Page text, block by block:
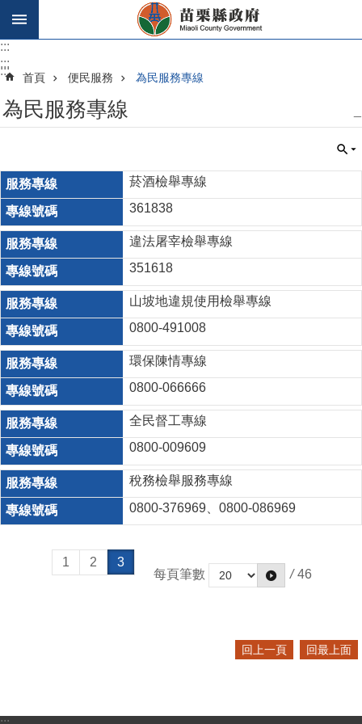
跳到主要內容區塊
:::
:::
::: 首頁 便民服務 為民服務專線
為民服務專線
菸酒檢舉專線
361838
違法屠宰檢舉專線
351618
山坡地違規使用檢舉專線
0800-491008
環保陳情專線
0800-066666
全民督工專線
0800-009609
稅務檢舉服務專線
0800-376969、0800-086969
1 2
3
每頁筆數
/ 46
回上一頁 回最上面